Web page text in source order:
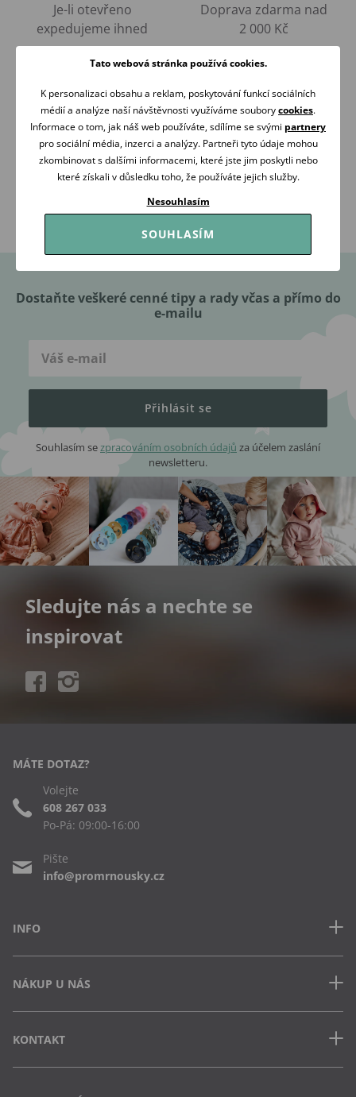
Je-li otevřeno
expedujeme ihned
Doprava zdarma nad
2 000 Kč
RÁDI
PORADÍME
608 267 033
OVĚŘENO
ZÁKAZNÍKY
nás doporučuje
Dostaňte veškeré cenné tipy a rady včas a přímo do
e-mailu
Přihlásit se
Souhlasím sezpracováním osobních údajů za účelem zaslání
newsletteru.
Sledujte nás a nechte se
inspirovat
INFO
Často kladené dotazy
Obchodní podmínky
Ochrana osobních údajů
NÁKUP U NÁS
Jak uplatnit slevový kód
Vrácení zboží a výměna
Osobní odběr na pobočce
KONTAKT
Vejvarovo nábřeží 199
MÁTE DOTAZ?
Volejte
608 267 033
Po-Pá: 09:00-16:00
Pište
info@promrnousky.cz
Tato webová stránka používá cookies.
K personalizaci obsahu a reklam, poskytování funkcí sociálních
médií a analýze naší návštěvnosti využíváme souborycookies.
Informace o tom, jak náš web používáte, sdílíme se svými partnery
pro sociální média, inzerci a analýzy. Partneři tyto údaje mohou
zkombinovat s dalšími informacemi, které jste jim poskytli nebo
které získali v důsledku toho, že používáte jejich služby.
Nesouhlasím
SOUHLASÍM